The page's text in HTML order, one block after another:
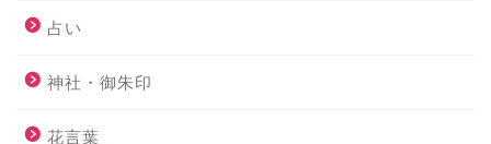
占い
神社・御朱印
花言葉